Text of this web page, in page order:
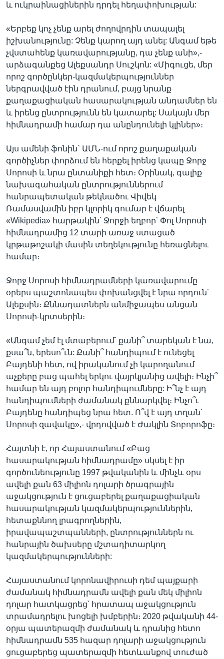
և ուկրաինացիներին դրդել հեղափոխության:
«Երբեք կոչ չենք արել ժողովրդին տապալել
իշխանությունը: Չենք կարող այդ անել: Անգամ եթե
չվստահենք կառավարությանը, դա չենք անի»,-
արձագանքեց Ալեքսանդր Սուշկոն: «Միգուցե, մեր
որոշ գործընկեր-կազմակերպություններ
ներգրավված էին դրանում, բայց նրանք
քաղաքացիական հասարակության անդամներ են
և իրենց ընտրությունն են կատարել: Սակայն մեր
հիմնադրամի համար դա անընդունելի կլիներ»։
Այս ամենի ֆոնին` ԱՄՆ-ում որոշ քաղաքական
գործիչներ փորձում են հերքել իրենց կապը Ջորջ
Սորոսի և նրա ընտանիքի հետ։ Օրինակ, գալիք
նախագահական ընտրություններում
հանրապետական թեկնածու Վիվեկ
Ռամասվամին իբր կլորիկ գումար է վճարել
«Wikipedia» հարթակին՝ Ջորջի եղբոր՝ Փոլ Սորոսի
հիմնադրամից 12 տարի առաջ ստացած
կրթաթոշակի մասին տեղեկությունը հեռացնելու
համար։
Ջորջ Սորոսի հիմնադրամների կառավարումը
օրերս պաշտոնապես փոխանցվել է նրա որդուն՝
Ալեքսին։ Քննադատներն անմիջապես անցան
Սորոսի-կրտսերին։
«Անգամ չեմ էլ մտաբերում՝ քանի՞ տարեկան է նա,
քսա՞ն, երեսո՞ւն: Քանի՞ հանդիպում է ունեցել
Բայդենի հետ, ով իրականում չի կարողանում
աչքերը բաց պահել երկու վայրկյանից ավելի։ Ինչի՞
համար են այդ բոլոր հանդիպումները: Ի՞նչ է այդ
հանդիպումների ժամանակ քննարկվել։ Ինչո՞ւ
Բայդենը հանդիպեց նրա հետ. Ո՞վ է այդ տղան՝
Սորոսի զավակը»,- վրդովված է Ժակլին Տոբորոֆը։
Հայտնի է, որ Հայաստանում «Բաց
հասարակության հիմնադրամը» սկսել է իր
գործունեությունը 1997 թվականին և մինչև օրս
ավելի քան 63 միլիոն դոլարի ծրագրային
աջակցություն է ցուցաբերել քաղաքացիական
հասարակության կազմակերպություններին,
հետաքննող լրագրողներին,
իրավապաշտպանների, ընտրություններն ու
հանրային ծախսերը մշտադիտարկող
կազմակերպությունների:
Հայաստանում կորոնավիրուսի դեմ պայքարի
ժամանակ հիմնադրամն ավելի քան մեկ միլիոն
դոլար հատկացրեց՝ հրատապ աջակցություն
տրամադրելու խոցելի խմբերին։ 2020 թվականի 44-
օրյա պատերազմի ժամանակ և դրանից հետո
հիմնադրամն 535 հազար դոլարի աջակցություն
ցուցաբերեց պատերազմի հետևանքով տուժած